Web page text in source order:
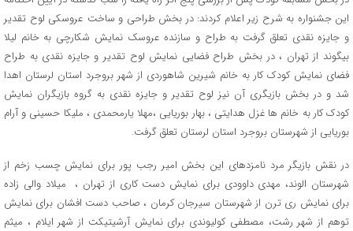
این جشنواره به شرح زیر اعلام کردند: در بخش طراحی و ساخت عروسکی لوح تقدیر
و جایزه نقدی تعلق گرفت به طراح و سازنده عروسک نمایش شکارچی به خانم لیلا
بیگوند از تهران ، در بخش طراح فضایی نمایش لوح تقدیر و جایزه نقدی به طراح
فضای نمایش کودک کار به خانم شیرین شاهوردی از شهر بروجرد استان لرستان اهدا
شد و در بخش بازیگری آن نیز لوح تقدیر و جایزه نقدی به گروه بازیگران نمایش
کودک کار به خانم ها غزل هدایتی ، بهار بوریایی ،مهلا یارمحمدی ، ملیکا حسینی و آرام
بوریایی از شهرستان بروجرد استان لرستان تعلق گرفت.
در نقش بازیگر مرد نامزدهای این بخش امیر رجب پور برای نمایش چسب زخم از
شهرستان الوند، مهدی داوودی برای نمایش دست کاری از تهران ، میلاد والی زاده
برای نمایش ری ترن از شهرستان سیرجان کرمان ، صاحب دست افشان برای نمایش
توهم از شهر رشت، مصطفی کولیوندی برای نمایش آرشیتیکت از شهر ایلام ، میثم